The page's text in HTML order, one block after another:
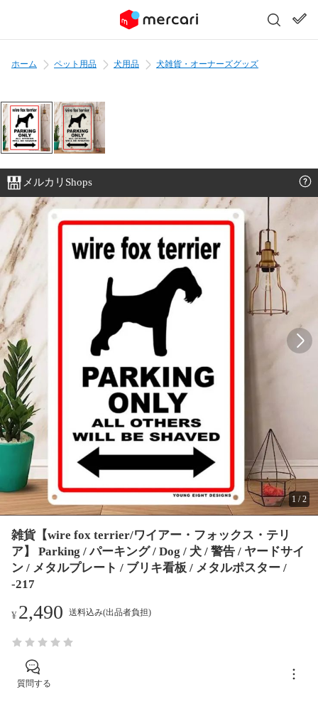
ホーム ペット用品 犬用品 犬雑貨・オーナーズグッズ
メルカリShops
1 /2
雑貨【wire fox terrier/ワイアー・フォックス・テリ
ア】 Parking / パーキング / Dog / 犬 / 警告 / ヤードサイ
ン / メタルプレート / ブリキ看板 / メタルポスター /
-217
¥2,490 送料込み(出品者負担)
質問する